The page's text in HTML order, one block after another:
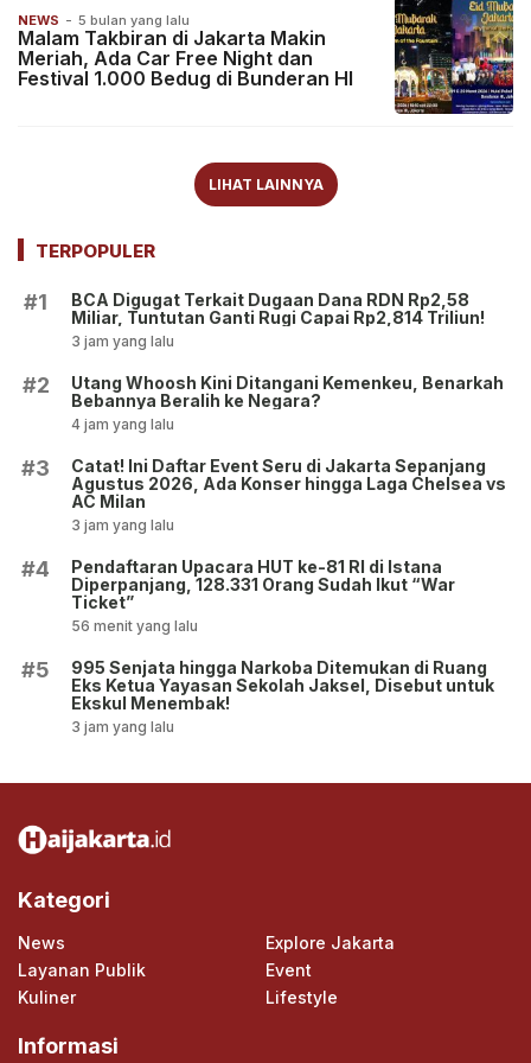
NEWS - 5 bulan yang lalu
Malam Takbiran di Jakarta Makin
Meriah, Ada Car Free Night dan
Festival 1.000 Bedug di Bunderan HI
LIHAT LAINNYA
TERPOPULER
#1
BCA Digugat Terkait Dugaan Dana RDN Rp2,58
Miliar, Tuntutan Ganti Rugi Capai Rp2,814 Triliun!
3 jam yang lalu
#2
Utang Whoosh Kini Ditangani Kemenkeu, Benarkah
Bebannya Beralih ke Negara?
4 jam yang lalu
#3
Catat! Ini Daftar Event Seru di Jakarta Sepanjang
Agustus 2026, Ada Konser hingga Laga Chelsea vs
AC Milan
3 jam yang lalu
#4
Pendaftaran Upacara HUT ke-81 RI di Istana
Diperpanjang, 128.331 Orang Sudah Ikut “War
Ticket”
56 menit yang lalu
#5
995 Senjata hingga Narkoba Ditemukan di Ruang
Eks Ketua Yayasan Sekolah Jaksel, Disebut untuk
Ekskul Menembak!
3 jam yang lalu
Kategori
News
Explore Jakarta
Layanan Publik
Event
Kuliner
Lifestyle
Informasi